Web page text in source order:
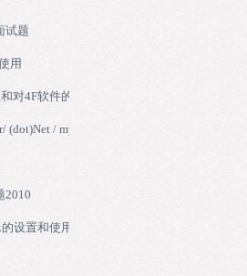
试题
用
对4F软件的影响
(dot)Net / mysql
2010
设置和使用